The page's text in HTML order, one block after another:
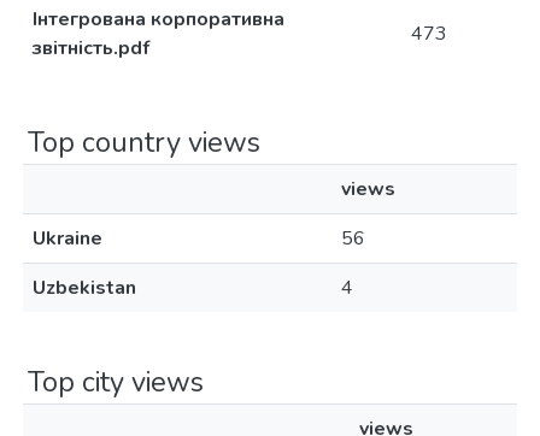
Інтегрована корпоративна
звітність.pdf
473
Top country views
views
Ukraine
56
Uzbekistan
4
Top city views
views